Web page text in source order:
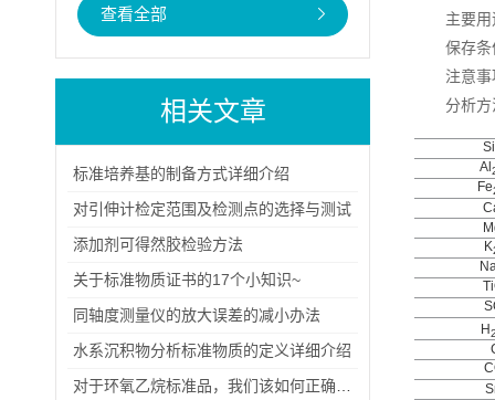
查看全部
相关文章
标准培养基的制备方式详细介绍
对引伸计检定范围及检测点的选择与测试
添加剂可得然胶检验方法
关于标准物质证书的17个小知识~
同轴度测量仪的放大误差的减小办法
水系沉积物分析标准物质的定义详细介绍
主要
保存
注意
分析
Al
Fe
K
H